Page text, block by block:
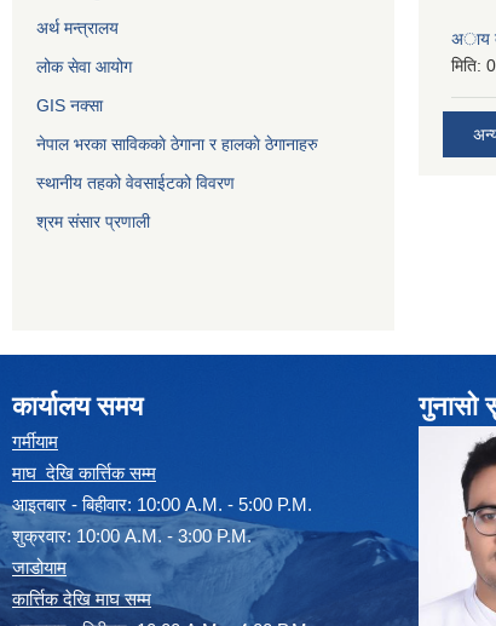
अर्थ मन्त्रालय
लोक सेवा आयोग
GIS नक्सा
नेपाल भरका साविककाे ठेगाना र हालकाे ठेगानाहरु
स्थानीय तहको वेवसाईटको विवरण
श्रम संसार प्रणाली
अाय
मिति:
कार्यालय समय
गर्मीयाम
माघ देखि कार्त्तिक सम्म
आइतबार - बिहीवार: 10:00 A.M. - 5:00 P.M.
शुक्रवार: 10:00 A.M. - 3:00 P.M.
जाडोयाम
कार्त्तिक देखि माघ सम्म
गुनासो